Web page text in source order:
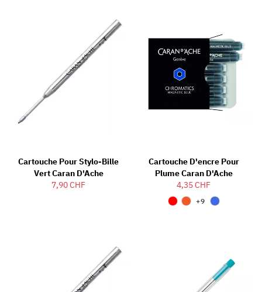
Cartouche Pour Stylo-Bille
Vert Caran D'Ache
7,90 CHF
Cartouche D'encre Pour
Plume Caran D'Ache
4,35 CHF
+9